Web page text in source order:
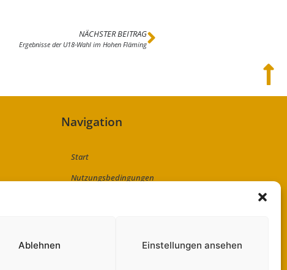
Ablehnen Einstellungen ansehen
NÄCHSTER BEITRAG
Ergebnisse der U18-Wahl im Hohen Fläming
Navigation
Start
Nutzungsbedingungen